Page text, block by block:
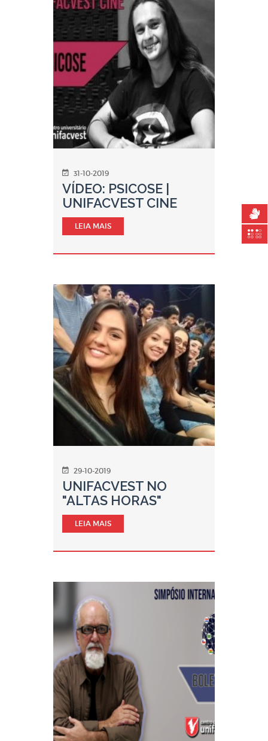
31-10-2019
VÍDEO: PSICOSE |
UNIFACVEST CINE
LEIA MAIS
29-10-2019
UNIFACVEST NO
"ALTAS HORAS"
LEIA MAIS